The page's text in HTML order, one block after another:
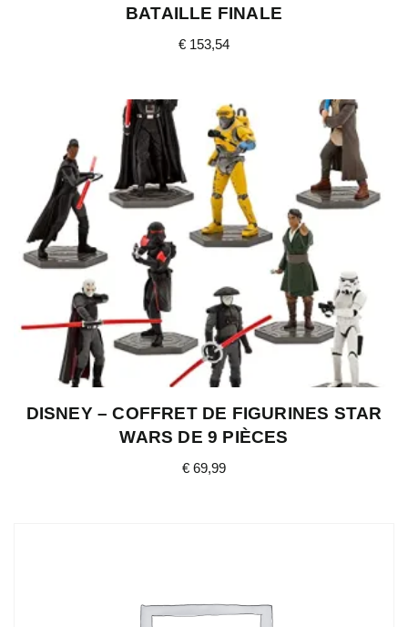
BATAILLE FINALE
€ 153,54
DISNEY – COFFRET DE FIGURINES STAR
WARS DE 9 PIÈCES
€ 69,99